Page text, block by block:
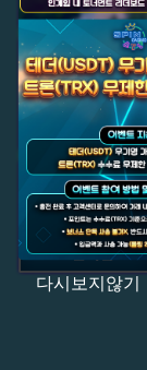
다시보지않기